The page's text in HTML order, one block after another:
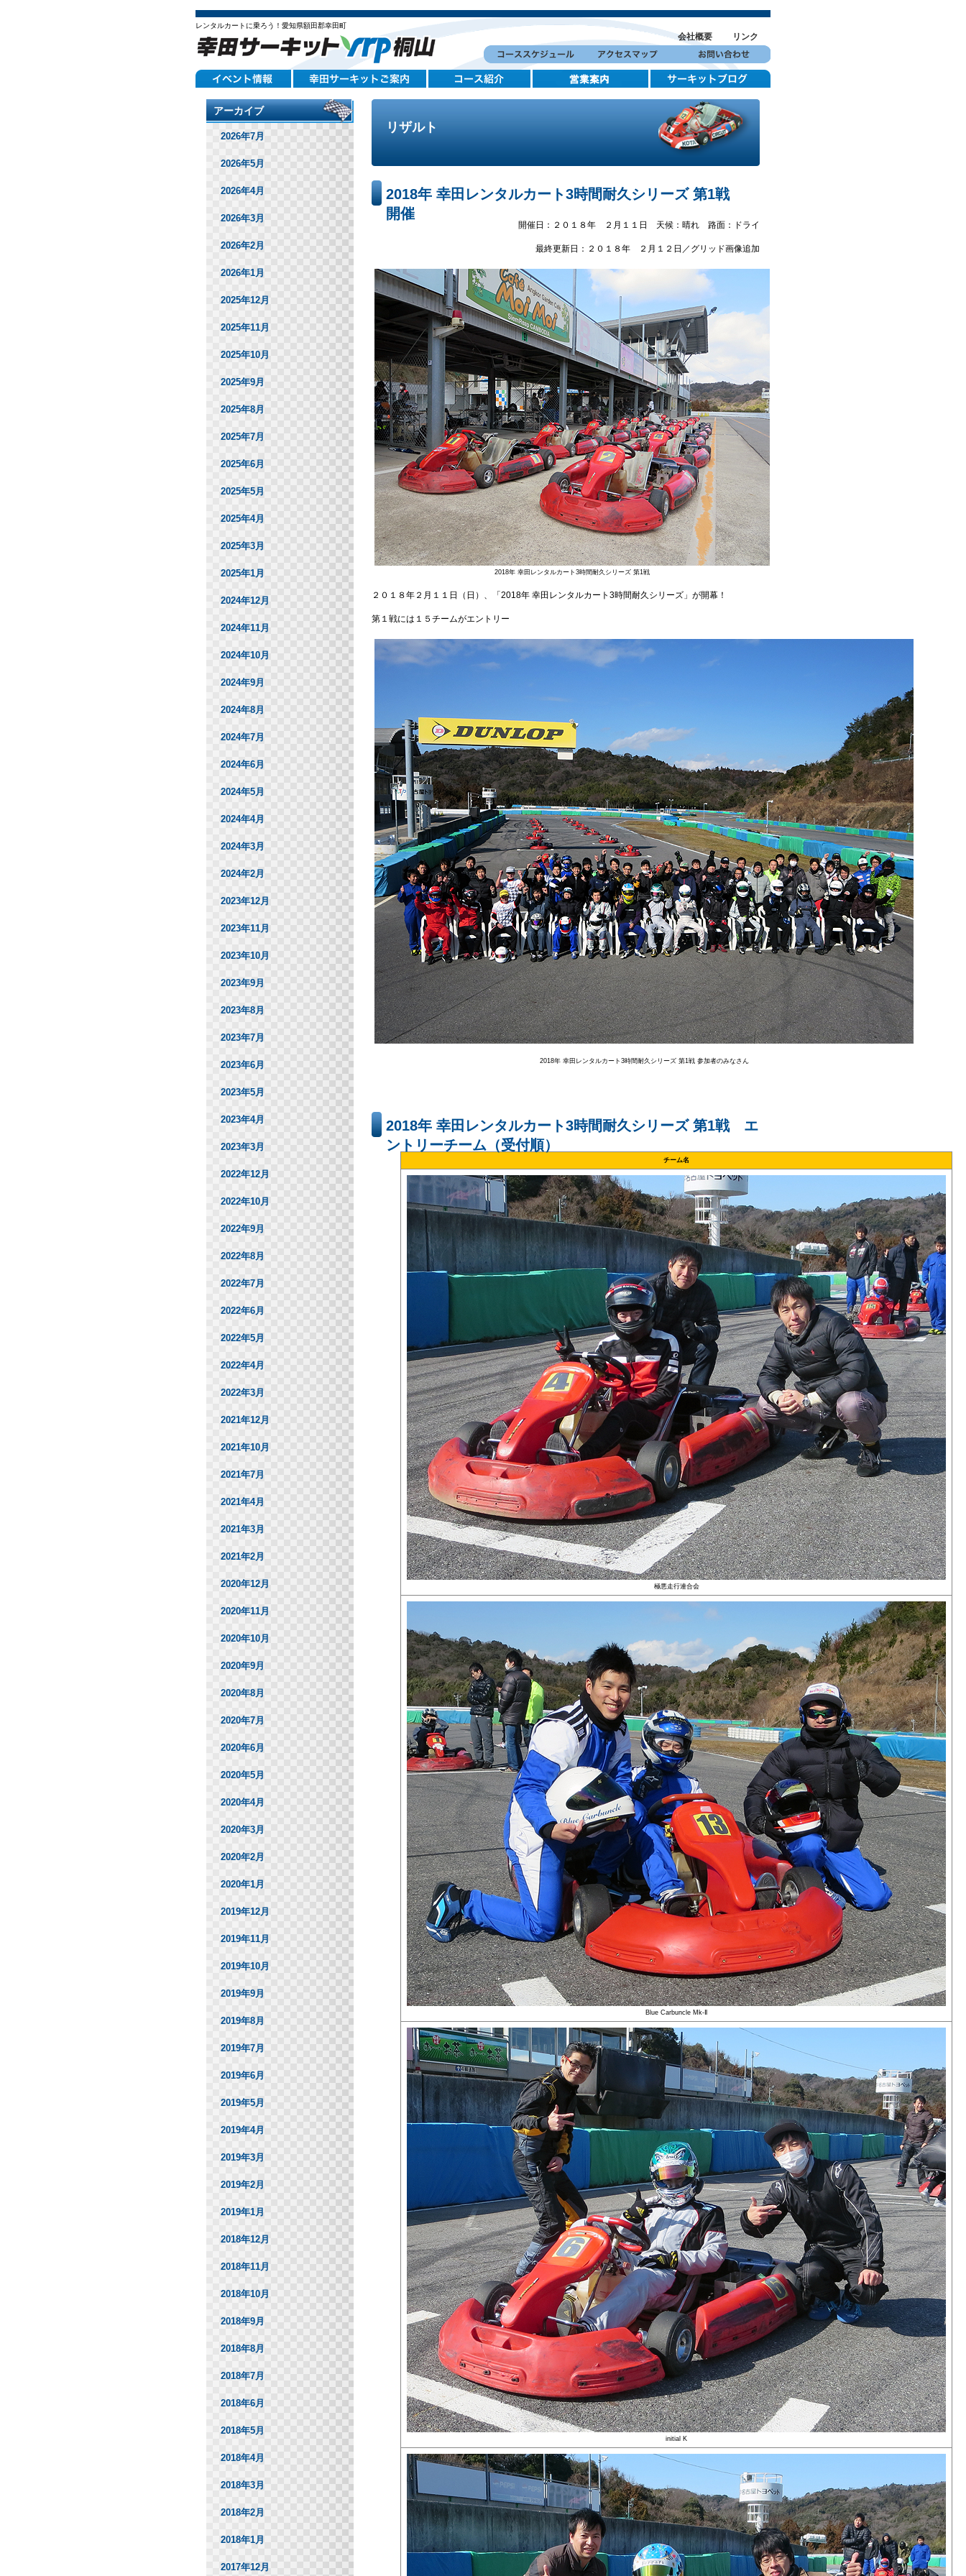
レンタルカートに乗ろう！愛知県額田郡幸田町
リンク
会社概要
リザルト
2018年 幸田レンタルカート3時間耐久シリーズ 第1戦
開催
開催日：２０１８年 ２月１１日 天候：晴れ 路面：ドライ
最終更新日：２０１８年 ２月１２日／グリッド画像追加
2018年 幸田レンタルカート3時間耐久シリーズ 第1戦
２０１８年２月１１日（日）、「2018年 幸田レンタルカート3時間耐久シリーズ」が開幕！
第１戦には１５チームがエントリー
2018年 幸田レンタルカート3時間耐久シリーズ 第1戦 参加者のみなさん
2018年 幸田レンタルカート3時間耐久シリーズ 第1戦 エ
ントリーチーム（受付順）
チーム名
極悪走行連合会
Blue Carbuncle Mk-Ⅱ
initial K
アーカイブ
2026年7月
2026年5月
2026年4月
2026年3月
2026年2月
2026年1月
2025年12月
2025年11月
2025年10月
2025年9月
2025年8月
2025年7月
2025年6月
2025年5月
2025年4月
2025年3月
2025年1月
2024年12月
2024年11月
2024年10月
2024年9月
2024年8月
2024年7月
2024年6月
2024年5月
2024年4月
2024年3月
2024年2月
2023年12月
2023年11月
2023年10月
2023年9月
2023年8月
2023年7月
2023年6月
2023年5月
2023年4月
2023年3月
2022年12月
2022年10月
2022年9月
2022年8月
2022年7月
2022年6月
2022年5月
2022年4月
2022年3月
2021年12月
2021年10月
2021年7月
2021年4月
2021年3月
2021年2月
2020年12月
2020年11月
2020年10月
2020年9月
2020年8月
2020年7月
2020年6月
2020年5月
2020年4月
2020年3月
2020年2月
2020年1月
2019年12月
2019年11月
2019年10月
2019年9月
2019年8月
2019年7月
2019年6月
2019年5月
2019年4月
2019年3月
2019年2月
2019年1月
2018年12月
2018年11月
2018年10月
2018年9月
2018年8月
2018年7月
2018年6月
2018年5月
2018年4月
2018年3月
2018年2月
2018年1月
2017年12月